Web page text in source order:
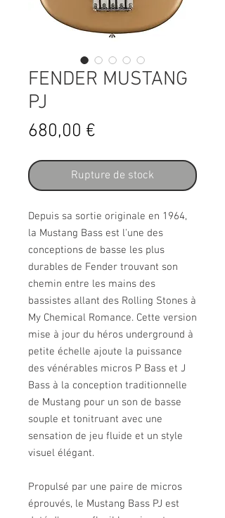
FENDER MUSTANG
PJ
680,00 €
Rupture de stock
Depuis sa sortie originale en 1964,
la Mustang Bass est l'une des
conceptions de basse les plus
durables de Fender trouvant son
chemin entre les mains des
bassistes allant des Rolling Stones à
My Chemical Romance. Cette version
mise à jour du héros underground à
petite échelle ajoute la puissance
des vénérables micros P Bass et J
Bass à la conception traditionnelle
de Mustang pour un son de basse
souple et tonitruant avec une
sensation de jeu fluide et un style
visuel élégant.
Propulsé par une paire de micros
éprouvés, le Mustang Bass PJ est